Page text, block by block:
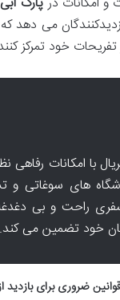
می دهد
خود تمرکز
با امکانات رفاهی
های سوغاتی و
راحت و بی
خود تضمین می کند.
ضروری برای بازدید